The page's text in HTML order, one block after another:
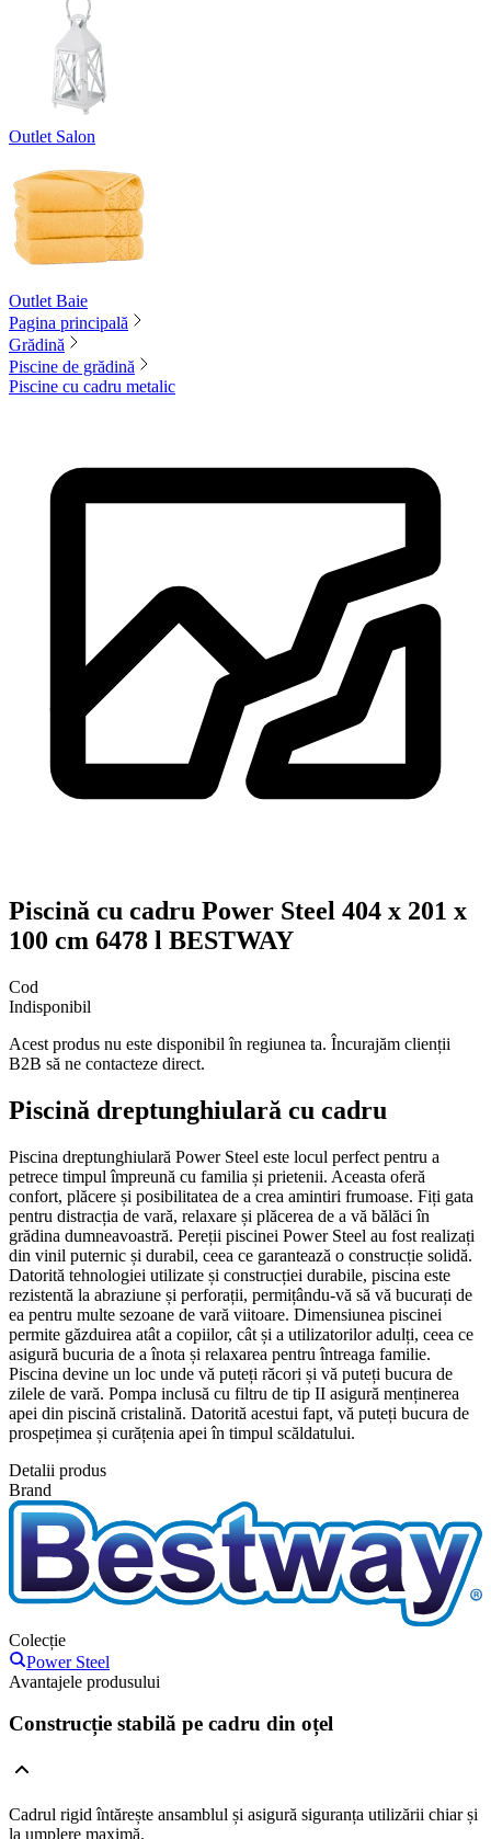
Outlet Salon
Outlet Baie
Pagina principală
Grădină
Piscine de grădină
Piscine cu cadru metalic
Piscină cu cadru Power Steel 404 x 201 x
100 cm 6478 l BESTWAY
Cod
Indisponibil
Acest produs nu este disponibil în regiunea ta. Încurajăm clienții
B2B să ne contacteze direct.
Piscină dreptunghiulară cu cadru
Piscina dreptunghiulară Power Steel este locul perfect pentru a
petrece timpul împreună cu familia și prietenii. Aceasta oferă
confort, plăcere și posibilitatea de a crea amintiri frumoase. Fiți gata
pentru distracția de vară, relaxare și plăcerea de a vă bălăci în
grădina dumneavoastră. Pereții piscinei Power Steel au fost realizați
din vinil puternic și durabil, ceea ce garantează o construcție solidă.
Datorită tehnologiei utilizate și construcției durabile, piscina este
rezistentă la abraziune și perforații, permițându-vă să vă bucurați de
ea pentru multe sezoane de vară viitoare. Dimensiunea piscinei
permite găzduirea atât a copiilor, cât și a utilizatorilor adulți, ceea ce
asigură bucuria de a înota și relaxarea pentru întreaga familie.
Piscina devine un loc unde vă puteți răcori și vă puteți bucura de
zilele de vară. Pompa inclusă cu filtru de tip II asigură menținerea
apei din piscină cristalină. Datorită acestui fapt, vă puteți bucura de
prospețimea și curățenia apei în timpul scăldatului.
Detalii produs
Brand
Colecție
Power Steel
Avantajele produsului
Construcție stabilă pe cadru din oțel
Cadrul rigid întărește ansamblul și asigură siguranța utilizării chiar și
la umplere maximă.